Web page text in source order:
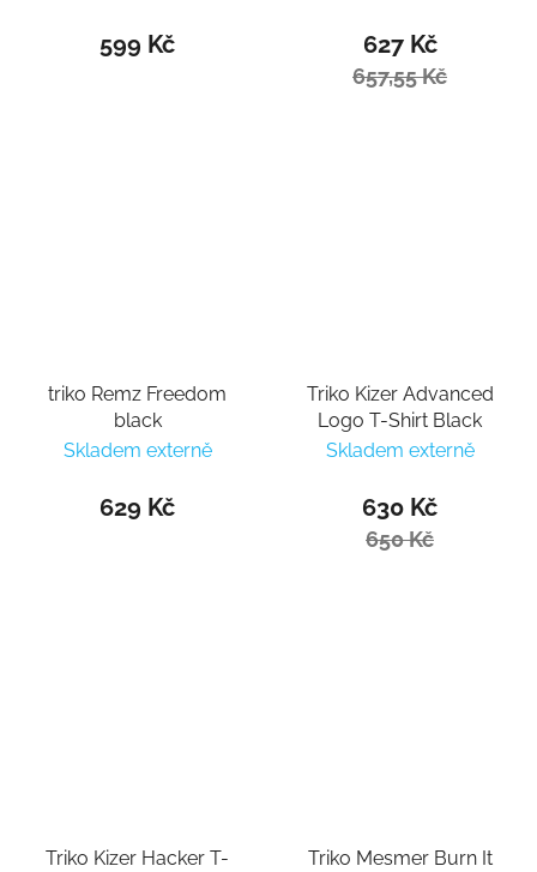
599 Kč 627 Kč
657,55 Kč
triko Remz Freedom
black
Skladem externě
629 Kč
Triko Kizer Advanced
Logo T-Shirt Black
Skladem externě
630 Kč
650 Kč
Triko Kizer Hacker T-
Triko Mesmer Burn It